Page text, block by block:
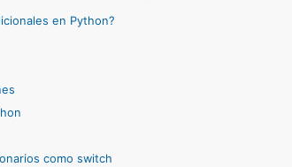
en Python?
como switch